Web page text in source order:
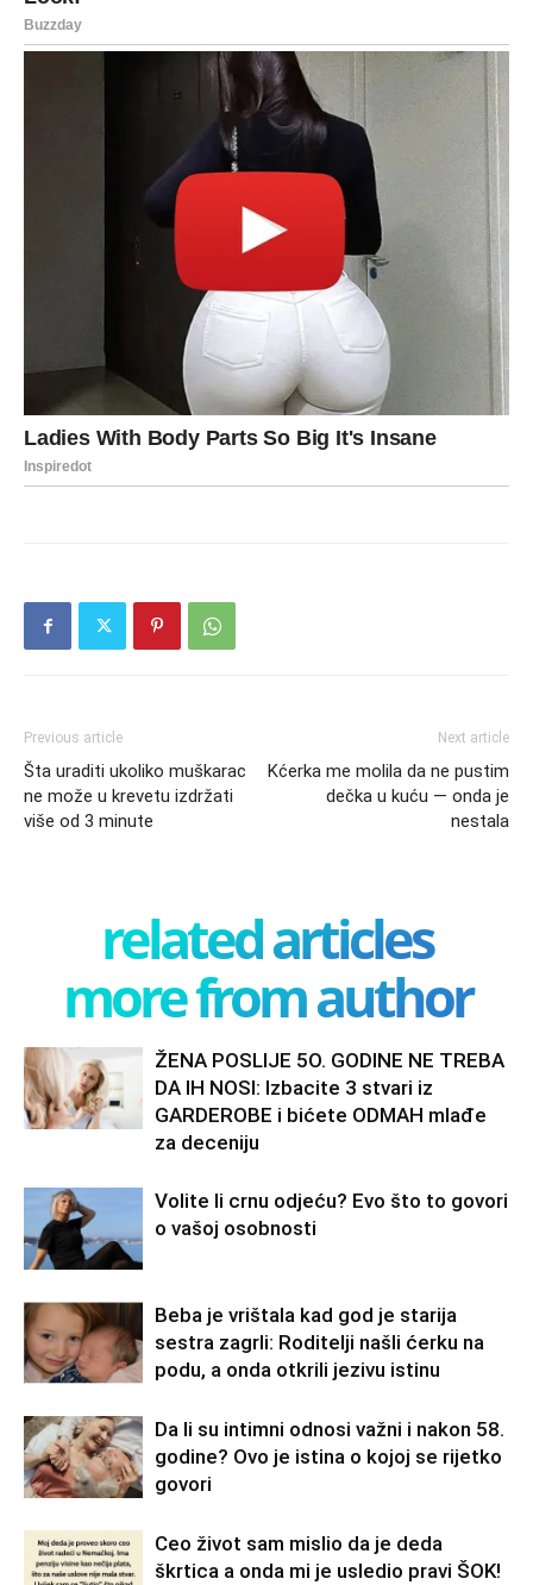
Previous article
Šta uraditi ukoliko muškarac
ne može u krevetu izdržati
više od 3 minute
Next article
Kćerka me molila da ne pustim
dečka u kuću — onda je
nestala
related articles
more from author
ŽENA POSLIJE 5O. GODINE NE TREBA
DA IH NOSI: Izbacite 3 stvari iz
GARDEROBE i bićete ODMAH mlađe
za deceniju
Volite li crnu odjeću? Evo što to govori
o vašoj osobnosti
Beba je vrištala kad god je starija
sestra zagrli: Roditelji našli ćerku na
podu, a onda otkrili jezivu istinu
Da li su intimni odnosi važni i nakon 58.
godine? Ovo je istina o kojoj se rijetko
govori
Ceo život sam mislio da je deda
škrtica a onda mi je usledio pravi ŠOK!